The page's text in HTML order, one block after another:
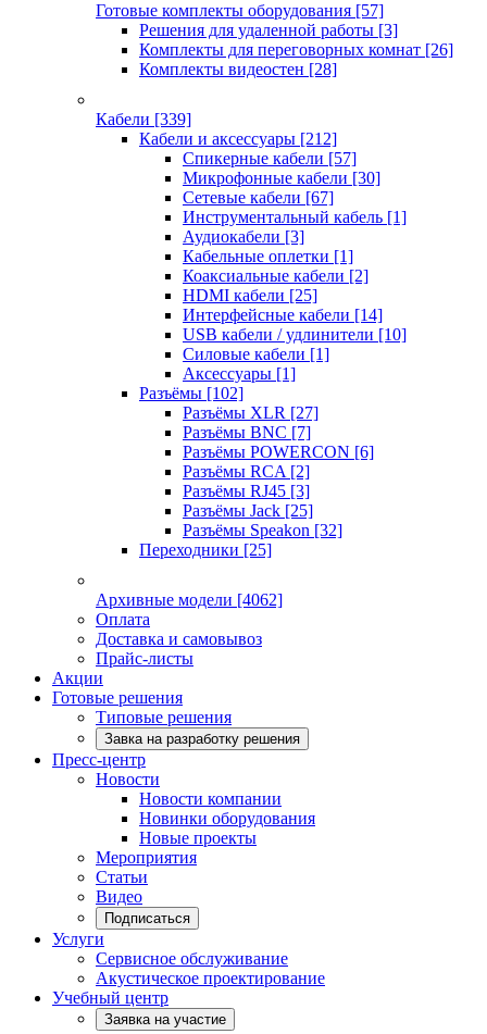
Готовые комплекты оборудования [57]
Решения для удаленной работы [3]
Комплекты для переговорных комнат [26]
Комплекты видеостен [28]
Кабели [339]
Кабели и аксессуары [212]
Спикерные кабели [57]
Микрофонные кабели [30]
Сетевые кабели [67]
Инструментальный кабель [1]
Аудиокабели [3]
Кабельные оплетки [1]
Коаксиальные кабели [2]
HDMI кабели [25]
Интерфейсные кабели [14]
USB кабели / удлинители [10]
Силовые кабели [1]
Аксессуары [1]
Разъёмы [102]
Разъёмы XLR [27]
Разъёмы BNC [7]
Разъёмы POWERCON [6]
Разъёмы RCA [2]
Разъёмы RJ45 [3]
Разъёмы Jack [25]
Разъёмы Speakon [32]
Переходники [25]
Архивные модели [4062]
Оплата
Доставка и самовывоз
Прайс-листы
Акции
Готовые решения
Типовые решения
Завка на разработку решения
Пресс-центр
Новости
Новости компании
Новинки оборудования
Новые проекты
Мероприятия
Статьи
Видео
Подписаться
Услуги
Сервисное обслуживание
Акустическое проектирование
Учебный центр
Заявка на участие